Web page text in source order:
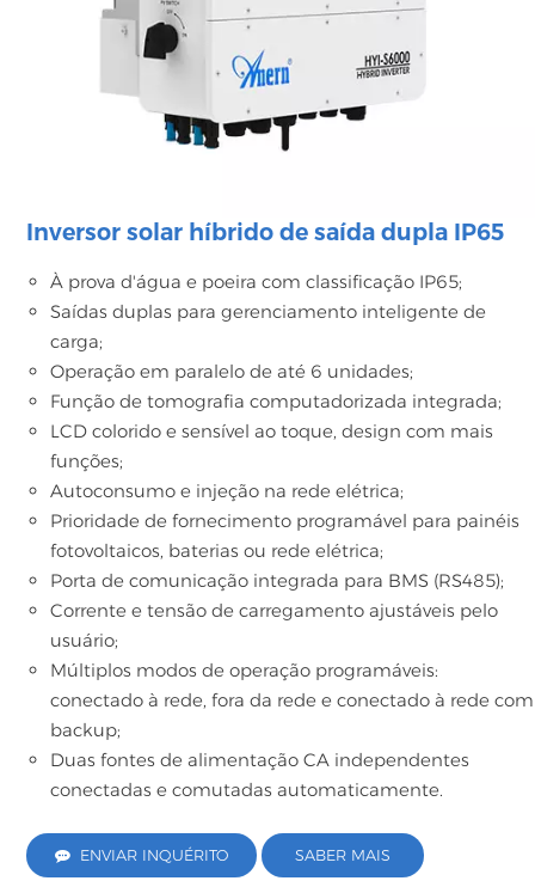
Inversor solar híbrido de saída dupla IP65
À prova d'água e poeira com classificação IP65;
Saídas duplas para gerenciamento inteligente de
carga;
Operação em paralelo de até 6 unidades;
Função de tomografia computadorizada integrada;
LCD colorido e sensível ao toque, design com mais
funções;
Autoconsumo e injeção na rede elétrica;
Prioridade de fornecimento programável para painéis
fotovoltaicos, baterias ou rede elétrica;
Porta de comunicação integrada para BMS (RS485);
Corrente e tensão de carregamento ajustáveis ​​pelo
usuário;
Múltiplos modos de operação programáveis:
conectado à rede, fora da rede e conectado à rede com
backup;
Duas fontes de alimentação CA independentes
conectadas e comutadas automaticamente.
ENVIAR INQUÉRITO SABER MAIS